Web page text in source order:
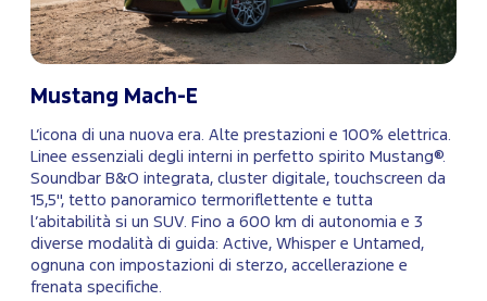
Mustang Mach-E
L’icona di una nuova era. Alte prestazioni e 100% elettrica.
Linee essenziali degli interni in perfetto spirito Mustang®.
Soundbar B&O integrata, cluster digitale, touchscreen da
15,5", tetto panoramico termoriflettente e tutta
l’abitabilità si un SUV. Fino a 600 km di autonomia e 3
diverse modalità di guida: Active, Whisper e Untamed,
ognuna con impostazioni di sterzo, accellerazione e
frenata specifiche.